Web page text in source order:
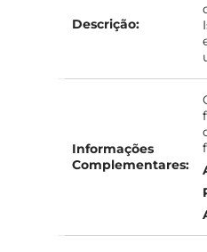
Descrição:
Informações
Complementares: